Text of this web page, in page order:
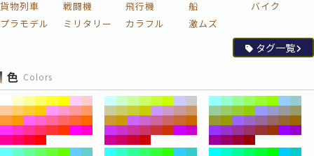
貨物列車
戦闘機 飛行機 船
バイク
プラモデル
ミリタリー カラフル 激ムズ
タグ一覧
色 Colors